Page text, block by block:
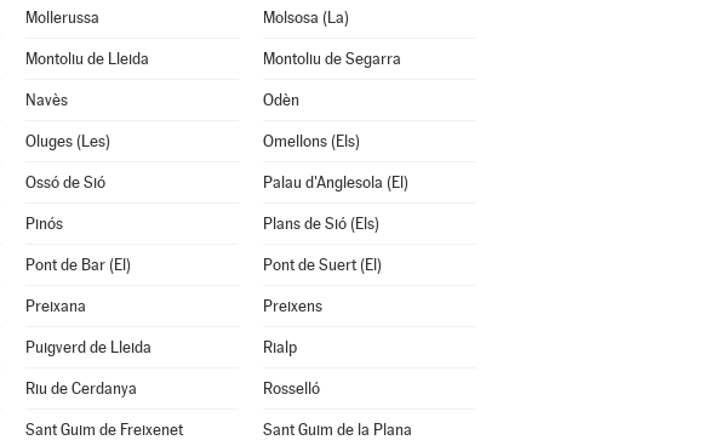
Mollerussa Molsosa (La)
Montoliu de Lleida Montoliu de Segarra
Navès Odèn
Oluges (Les) Omellons (Els)
Ossó de Sió Palau d'Anglesola (El)
Pinós Plans de Sió (Els)
Pont de Bar (El) Pont de Suert (El)
Preixana Preixens
Puigverd de Lleida Rialp
Riu de Cerdanya Rosselló
Sant Guim de Freixenet Sant Guim de la Plana